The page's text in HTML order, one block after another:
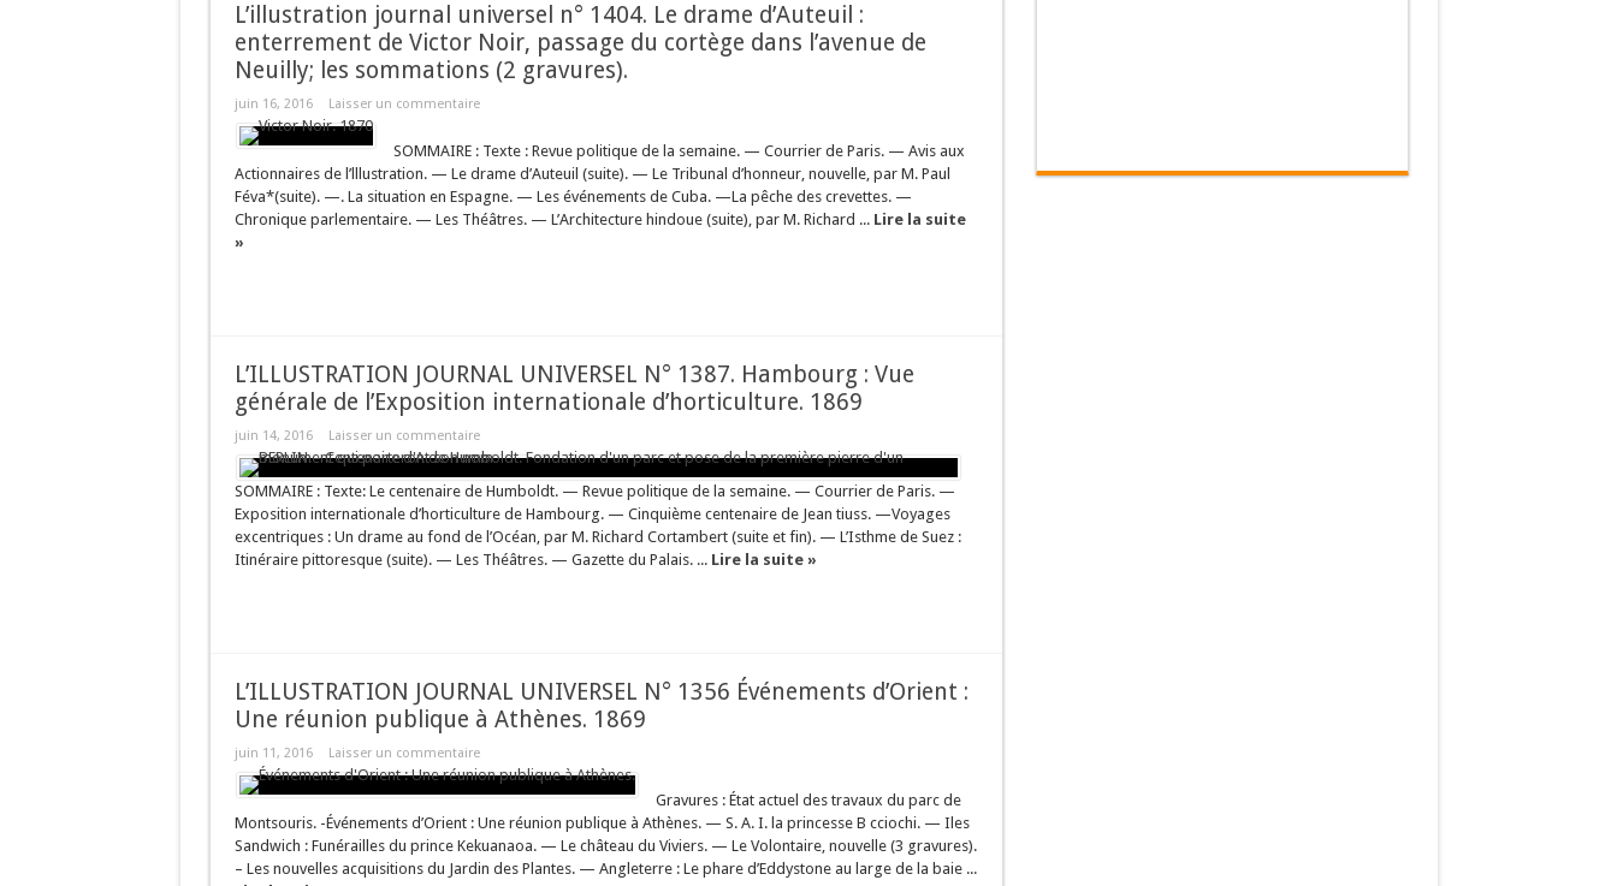
L’illustration journal universel n° 1404. Le drame d’Auteuil :
enterrement de Victor Noir, passage du cortège dans l’avenue de
Neuilly; les sommations (2 gravures).
juin 16, 2016 Laisser un commentaire
SOMMAIRE : Texte : Revue politique de la semaine. — Courrier de Paris. — Avis aux
Actionnaires de l’lllustration. — Le drame d’Auteuil (suite). — Le Tribunal d’honneur, nouvelle, par M. Paul
Féva*(suite). —. La situation en Espagne. — Les événements de Cuba. —La pêche des crevettes. —
Chronique parlementaire. — Les Théâtres. — L’Architecture hindoue (suite), par M. Richard ... Lire la suite
»
L’ILLUSTRATION JOURNAL UNIVERSEL N° 1387. Hambourg : Vue
générale de l’Exposition internationale d’horticulture. 1869
juin 14, 2016 Laisser un commentaire
SOMMAIRE : Texte: Le centenaire de Humboldt. — Revue politique de la semaine. — Courrier de Paris. —
Exposition internationale d’horticulture de Hambourg. — Cinquième centenaire de Jean tiuss. —Voyages
excentriques : Un drame au fond de l’Océan, par M. Richard Cortambert (suite et fin). — L’Isthme de Suez :
Itinéraire pittoresque (suite). — Les Théâtres. — Gazette du Palais. ... Lire la suite »
L’ILLUSTRATION JOURNAL UNIVERSEL N° 1356 Événements d’Orient :
Une réunion publique à Athènes. 1869
juin 11, 2016 Laisser un commentaire
Gravures : État actuel des travaux du parc de
Montsouris. -Événements d’Orient : Une réunion publique à Athènes. — S. A. I. la princesse B cciochi. — Iles
Sandwich : Funérailles du prince Kekuanaoa. — Le château du Viviers. — Le Volontaire, nouvelle (3 gravures).
– Les nouvelles acquisitions du Jardin des Plantes. — Angleterre : Le phare d’Eddystone au large de la baie ...